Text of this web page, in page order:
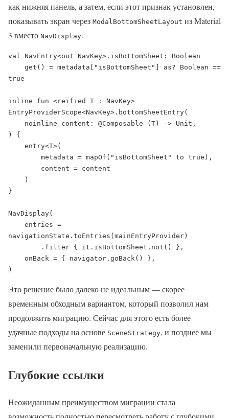
как нижняя панель, а затем, если этот признак установлен,
показывать экран через ModalBottomSheetLayout из Material
3 вместо NavDisplay.
val NavEntry<out NavKey>.isBottomSheet: Boolean
true
inline fun <reified T : NavKey>
EntryProviderScope<NavKey>.bottomSheetEntry(
) {
}
NavDisplay(
navigationState.toEntries(mainEntryProvider)
)
Это решение было далеко не идеальным — скорее
временным обходным вариантом, который позволил нам
продолжить миграцию. Сейчас для этого есть более
удачные подходы на основе SceneStrategy, и позднее мы
заменили первоначальную реализацию.
Глубокие ссылки
Неожиданным преимуществом миграции стала